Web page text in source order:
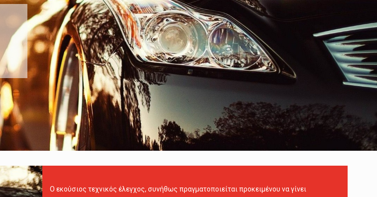
O εκούσιος τεχνικός έλεγχος, συνήθως πραγματοποιείται προκειμένου να γίνει